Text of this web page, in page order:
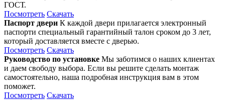
ГОСТ.
Посмотреть Скачать
Паспорт двери К каждой двери прилагается электронный
паспорти специальный гарантийный талон сроком до 3 лет,
который доставляется вместе с дверью.
Посмотреть Скачать
Руководство по установке Мы заботимся о наших клиентах
и даем свободу выбора. Если вы решите сделать монтаж
самостоятельно, наша подробная инструкция вам в этом
поможет.
Посмотреть Скачать